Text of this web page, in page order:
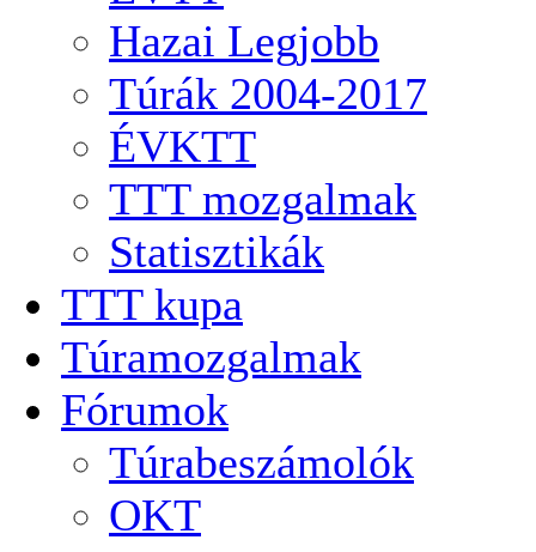
Hazai Legjobb
Túrák 2004-2017
ÉVKTT
TTT mozgalmak
Statisztikák
TTT kupa
Túramozgalmak
Fórumok
Túrabeszámolók
OKT